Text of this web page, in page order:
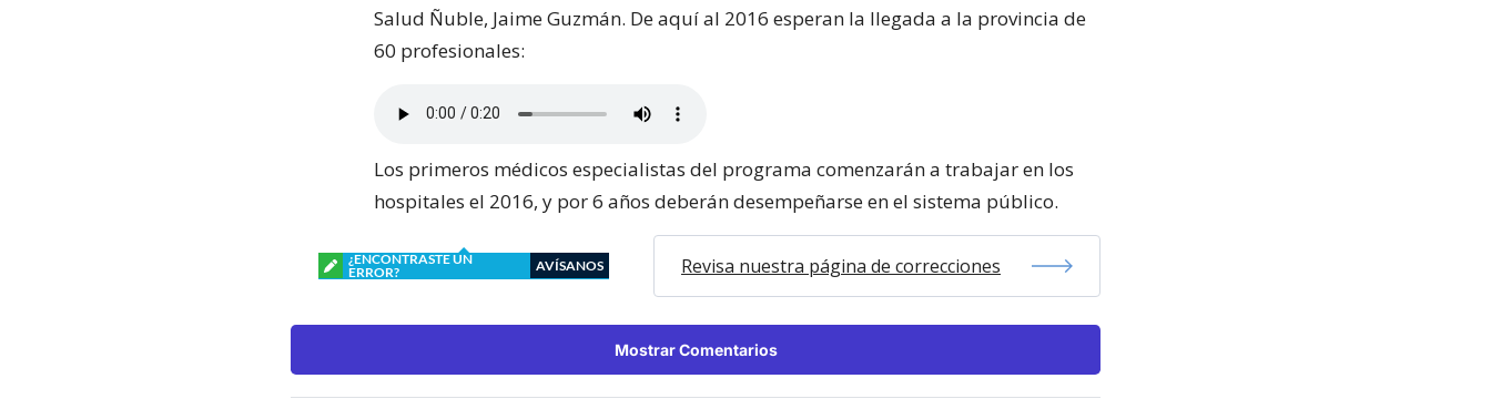
Salud Ñuble, Jaime Guzmán. De aquí al 2016 esperan la llegada a la provincia de
60 profesionales:
Los primeros médicos especialistas del programa comenzarán a trabajar en los
hospitales el 2016, y por 6 años deberán desempeñarse en el sistema público.
¿ENCONTRASTE UN
ERROR?
AVÍSANOS Revisa nuestra página de correcciones
Mostrar Comentarios